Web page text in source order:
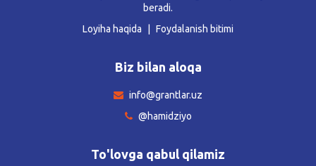
beradi.
Loyiha haqida
Foydalanish bitimi
Biz bilan aloqa
info@grantlar.uz
@hamidziyo
To'lovga qabul qilamiz